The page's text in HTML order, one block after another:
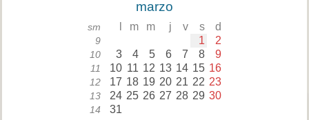
marzo
sm m m j v s d
9 1 2
10 3 4 5 6 7 8 9
11 10 11 12 13 14 15 16
12 17 18 19 20 21 22 23
13 24 25 26 27 28 29 30
14 31